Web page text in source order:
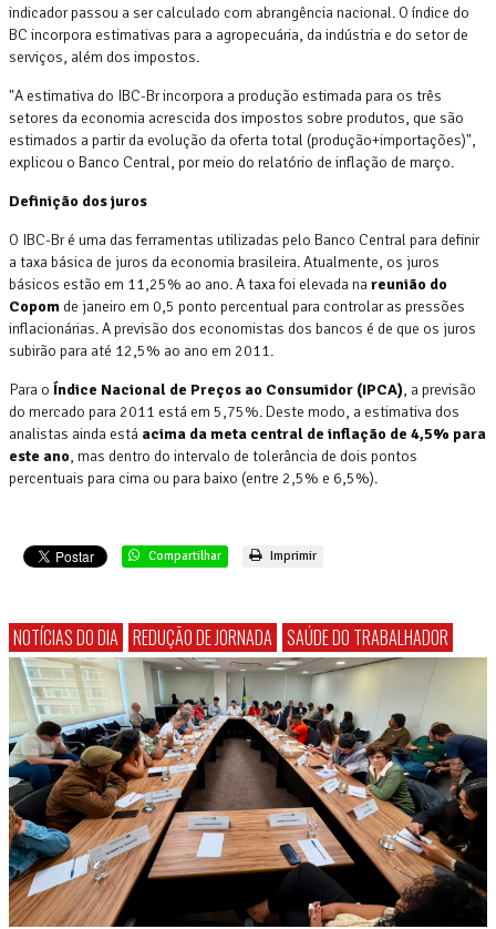
indicador passou a ser calculado com abrangência nacional. O índice do
BC incorpora estimativas para a agropecuária, da indústria e do setor de
serviços, além dos impostos.
"A estimativa do IBC-Br incorpora a produção estimada para os três
setores da economia acrescida dos impostos sobre produtos, que são
estimados a partir da evolução da oferta total (produção+importações)",
explicou o Banco Central, por meio do relatório de inflação de março.
Definição dos juros
O IBC-Br é uma das ferramentas utilizadas pelo Banco Central para definir
a taxa básica de juros da economia brasileira. Atualmente, os juros
básicos estão em 11,25% ao ano. A taxa foi elevada nareunião do
Copom de janeiro em 0,5 ponto percentual para controlar as pressões
inflacionárias. A previsão dos economistas dos bancos é de que os juros
subirão para até 12,5% ao ano em 2011.
Para o Índice Nacional de Preços ao Consumidor (IPCA), a previsão
do mercado para 2011 está em 5,75%. Deste modo, a estimativa dos
analistas ainda está acima da meta central de inflação de 4,5% para
este ano, mas dentro do intervalo de tolerância de dois pontos
percentuais para cima ou para baixo (entre 2,5% e 6,5%).
Compartilhar Imprimir
NOTÍCIAS DO DIA REDUÇÃO DE JORNADA SAÚDE DO TRABALHADOR